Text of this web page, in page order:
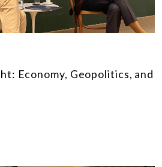
Economy, Geopolitics, and